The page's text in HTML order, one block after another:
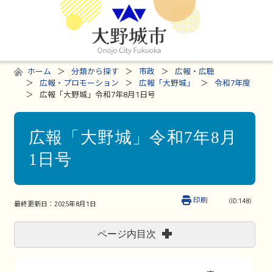
ホーム 分類から探す 市政
広報・広聴
広報・プロモーション
広報「大野城」
令和7年度
広報「大野城」令和7年8月1日号
広報「大野城」令和7年8月
1日号
最終更新日： 2025年8月1日 （ID:148）
印刷
ページ内目次